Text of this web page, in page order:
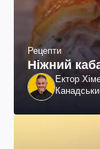
Рецепти
Ніжний
Ектор